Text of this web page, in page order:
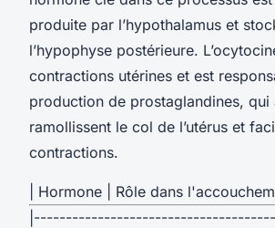
produite par l’hypothalamus et
l’hypophyse postérieure.
contractions utérines et est
production de prostaglandines, qui
ramollissent le col de l’utérus et
contractions.
| Hormone | Rôle dans